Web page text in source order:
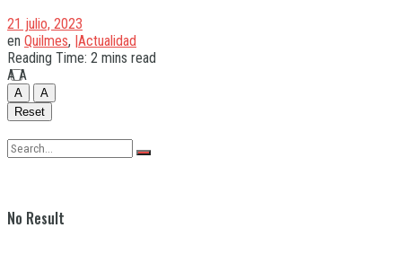
No Result
21 julio, 2023
en Quilmes, |Actualidad
Reading Time: 2 mins read
A A
A
A
Reset